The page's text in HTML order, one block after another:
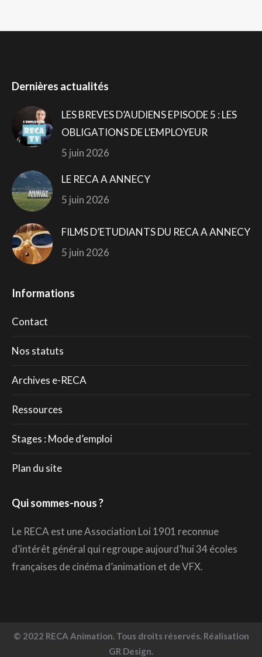
Dernières actualités
LES BREVES D’AUDIENS EPISODE 5 : LES
OBLIGATIONS DE L’EMPLOYEUR
5 juin 2026
LE RECA A ANNECY
5 juin 2026
FILMS D’ETUDIANTS DU RECA A ANNECY
5 juin 2026
Informations
Contact
Nos statuts
Archives e-RECA
Ressources
Stages : Mode d’emploi
Plan du site
Qui sommes-nous ?
Le RECA est une Association Loi 1901 reconnue
d’intérêt général qui regroupe aujourd’hui 34 écoles
françaises de cinéma d’animation et de VFX.
© 2022 RECA Animation. Tous droits réservés. Réalisation
GR Design.